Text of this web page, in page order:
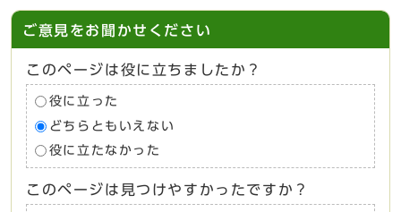
ご意見をお聞かせください
このページは役に立ちましたか？
役に立った
どちらともいえない
役に立たなかった
このページは見つけやすかったですか？